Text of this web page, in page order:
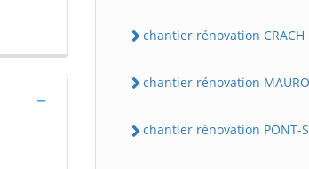
chantier rénovation CRACH
chantier rénovation
chantier rénovation PONT-